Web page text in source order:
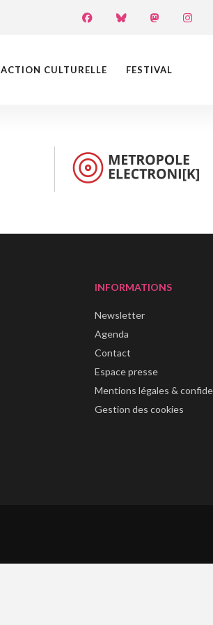
ACTION CULTURELLE FESTIVAL
INFORMATIONS
Newsletter
Agenda
Contact
Espace presse
Mentions légales &
Gestion des cookies